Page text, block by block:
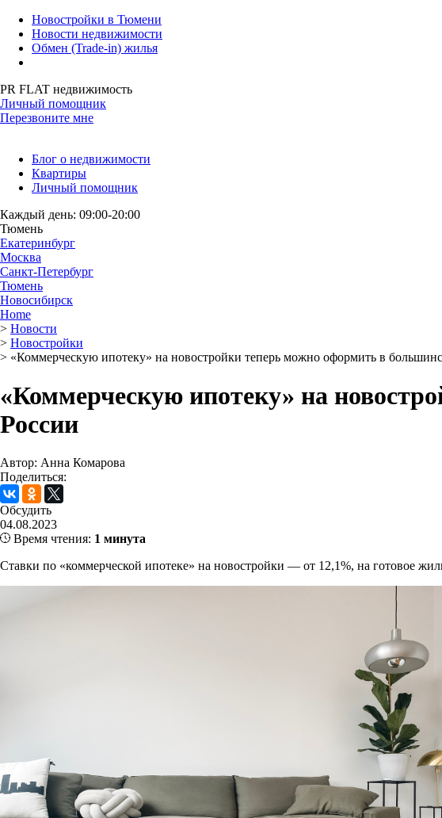
Новостройки в Тюмени
Новости недвижимости
Обмен (Trade-in) жилья
PR FLAT недвижимость
Личный помощник
Перезвоните мне
Блог о недвижимости
Квартиры
Личный помощник
Каждый день: 09:00-20:00
Тюмень
Екатеринбург
Москва
Санкт-Петербург
Тюмень
Новосибирск
Home
> Новости
> Новостройки
> «Коммерческую ипотеку» на новостройки теперь можно оформить в
«Коммерческую ипотеку» на
России
Автор: Анна Комарова
Поделиться:
Обсудить
04.08.2023
Время чтения: 1 минута
Ставки по «коммерческой ипотеке» на новостройки — от 12,1%, на готовое